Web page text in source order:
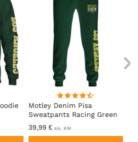
Motley Denim Pisa
Sweatpants Racing Green
39,99 € sis. KM